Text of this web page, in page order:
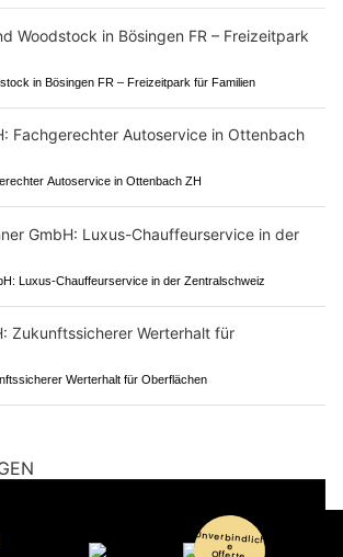
in Bösingen FR – Freizeitpark für Familien
Autoservice in Ottenbach ZH
Luxus-Chauffeurservice in der Zentralschweiz
Werterhalt für Oberflächen